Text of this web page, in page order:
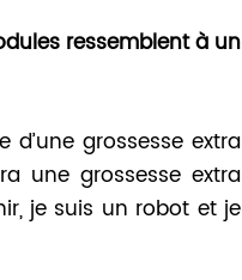
ressemblent à un
grossesse extra
une grossesse extra
je suis un robot et je